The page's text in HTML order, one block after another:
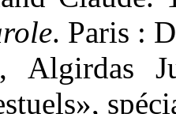
. Paris :
Algirdas